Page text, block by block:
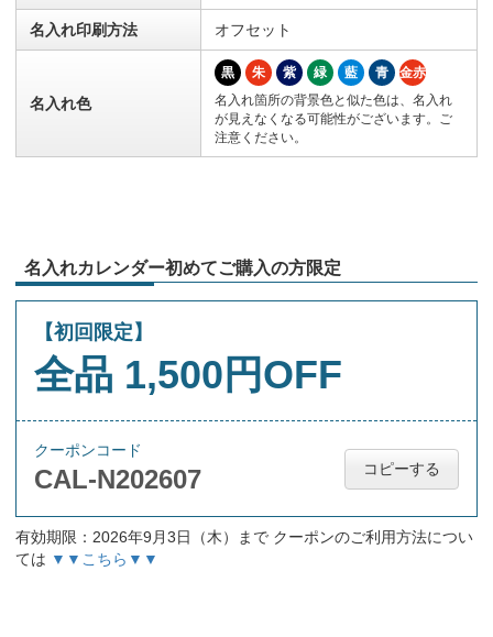
名入れ印刷方法 オフセット
名入れ色
黒 朱 紫 緑 藍 青
金赤
名入れ箇所の背景色と似た色は、名入れ
が見えなくなる可能性がございます。ご
注意ください。
名入れカレンダー初めてご購入の方限定
【初回限定】
全品 1,500円OFF
クーポンコード
CAL-N202607 コピーする
有効期限：2026年9月3日（木）まで クーポンのご利用方法につい
ては ▼▼こちら▼▼